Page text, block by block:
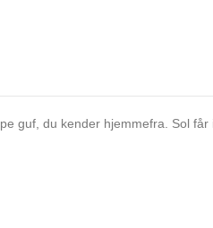
guf, du kender hjemmefra. Sol